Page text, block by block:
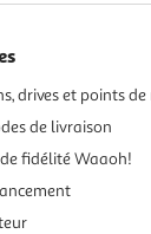
drives et points
de livraison
fidélité Waaoh!